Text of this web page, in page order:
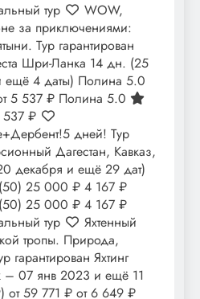
тур
WOW,
за приключениями:
Тур гарантирован
Шри-Ланка 14 дн. (25
4 даты) Полина 5.0
5 537 ₽ Полина 5.0
537 ₽
дней! Тур
Дагестан, Кавказ,
декабря и ещё 29 дат)
(50) 25 000 ₽ 4 167 ₽
(50) 25 000 ₽ 4 167 ₽
тур
Яхтенный
тропы. Природа,
гарантирован Яхтинг
– 07 янв 2023 и ещё 11
от 59 771 ₽ от 6 649 ₽